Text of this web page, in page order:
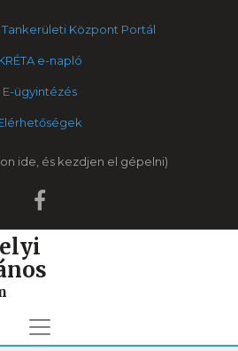
Tankerületi Központ Portál
e-napló
E-ügyintézés